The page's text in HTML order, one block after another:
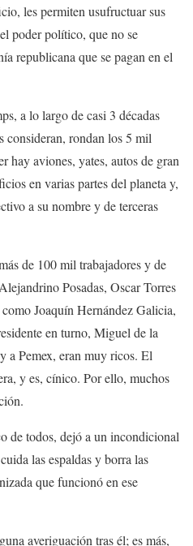
les permiten usufructuar sus
poder político, que no se
republicana que se pagan en el
a lo largo de casi 3 décadas
consideran, rondan los 5 mil
hay aviones, yates, autos de gran
en varias partes del planeta y,
a su nombre y de terceras
de 100 mil trabajadores y de
Posadas, Oscar Torres
Joaquín Hernández Galicia,
en turno, Miguel de la
a Pemex, eran muy ricos. El
y es, cínico. Por ello, muchos
de todos, dejó a un incondicional
las espaldas y borra las
que funcionó en ese
averiguación tras él; es más,